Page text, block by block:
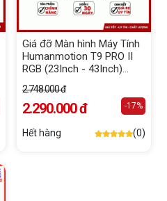
Giá đỡ Màn hình Máy Tính
Humanmotion T9 PRO II
RGB (23Inch - 43Inch)
2.748.000 đ
2.290.000 đ -17%
Hết hàng (0)